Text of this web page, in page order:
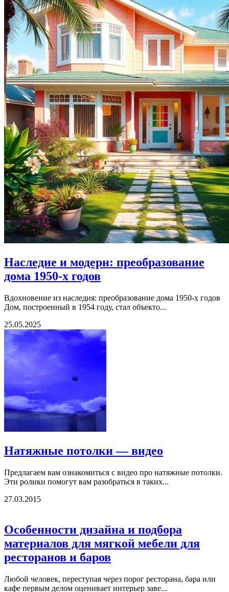
Наследие и модерн: преобразование
дома 1950-х годов
Вдохновение из наследия: преобразование дома 1950-х годов
Дом, построенный в 1954 году, стал объекто...
25.05.2025
Натяжные потолки — видео
Предлагаем вам ознакомиться с видео про натяжные потолки.
Эти ролики помогут вам разобраться в таких...
27.03.2015
Особенности дизайна и подбора
материалов для мягкой мебели для
ресторанов и баров
Любой человек, переступая через порог ресторана, бара или
кафе первым делом оценивает интерьер заве...